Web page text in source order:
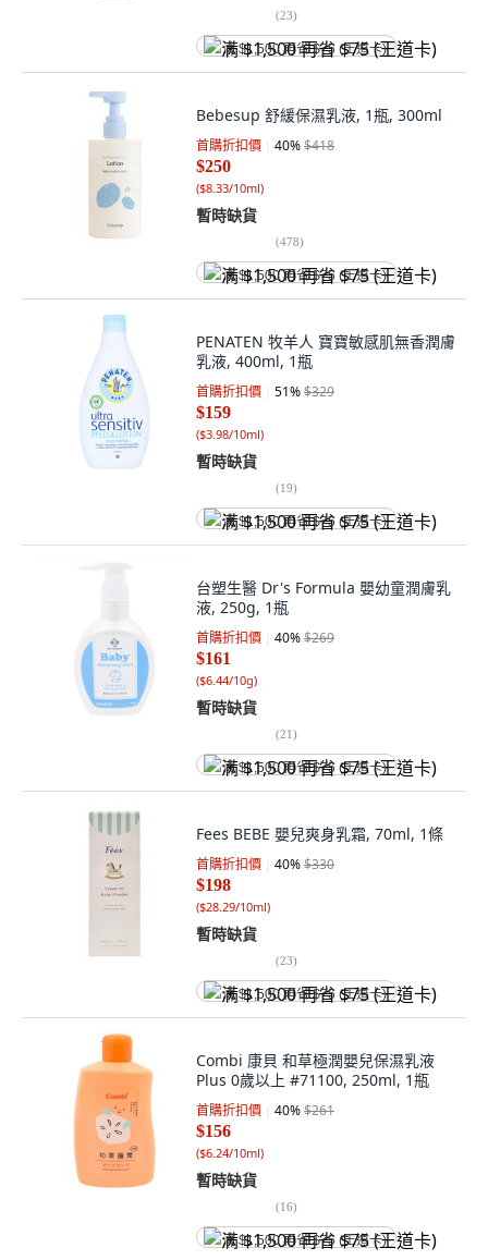
(23)
满 $1,500 再省 $75 (王道卡)
Bebesup 舒緩保濕乳液, 1瓶, 300ml
首購折扣價 40%$418
$250
($8.33/10ml)
暫時缺貨
(478)
满 $1,500 再省 $75 (王道卡)
PENATEN 牧羊人 寶寶敏感肌無香潤膚
乳液, 400ml, 1瓶
首購折扣價 51%$329
$159
($3.98/10ml)
暫時缺貨
(19)
满 $1,500 再省 $75 (王道卡)
台塑生醫 Dr's Formula 嬰幼童潤膚乳
液, 250g, 1瓶
首購折扣價 40%$269
$161
($6.44/10g)
暫時缺貨
(21)
满 $1,500 再省 $75 (王道卡)
Fees BEBE 嬰兒爽身乳霜, 70ml, 1條
首購折扣價 40%$330
$198
($28.29/10ml)
暫時缺貨
(23)
满 $1,500 再省 $75 (王道卡)
Combi 康貝 和草極潤嬰兒保濕乳液
Plus 0歲以上 #71100, 250ml, 1瓶
首購折扣價 40%$261
$156
($6.24/10ml)
暫時缺貨
(16)
满 $1,500 再省 $75 (王道卡)